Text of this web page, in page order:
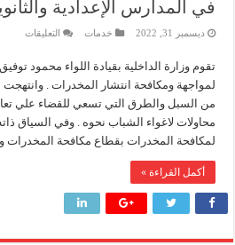
إنجاز بحري جديد … PMS تنهي أعمال إنزال الخطوط البحرية الثلاث بمشروع المرحلة الرابعة لتنمية حقل غاز كاموس البحري التابع لشركة شمال سيناء للبترول
هدوء اعلامي في وزارة البترول
محمود ناجي : لولا جهود الوزارة في عامين كان الغاز وصل
في المدارس الإعدادية
ديسمبر 31, 2022 خدمات التعليقاتعلى
توفيق
وزارة
تواجه
في
تقوم وزارة الداخلية بقيادة اللواء محمود
لمواجهة ومكافحة انتشار المخدرات . وانتهجت
من السبل والطرق التي تسعي للقضاء علي
محاولات لاغواء الشباب نحوه . وفي السياق
لمكافحة المخدرات بقطاع مكافحة المخدرات
أكمل القراءة »